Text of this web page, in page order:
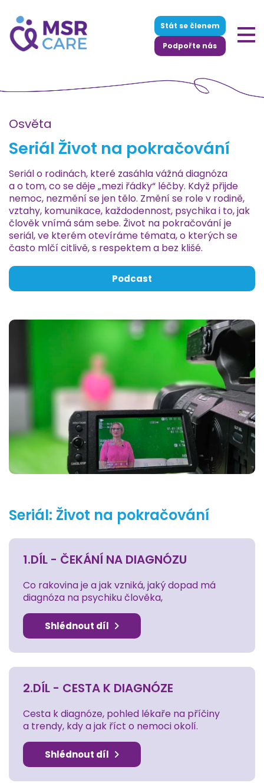
Stát se členem
Podpořte nás
Osvěta
Seriál Život na pokračování
Seriál o rodinách, které zasáhla vážná diagnóza
a o tom, co se děje „mezi řádky“ léčby. Když přijde
nemoc, nezmění se jen tělo. Změní se role v rodině,
vztahy, komunikace, každodennost, psychika i to, jak
člověk vnímá sám sebe. Život na pokračování je
seriál, ve kterém otevíráme témata, o kterých se
často mlčí citlivě, s respektem a bez klišé.
Podcast
Seriál: Život na pokračování
1.DÍL - ČEKÁNÍ NA DIAGNÓZU
Co rakovina je a jak vzniká, jaký dopad má
diagnóza na psychiku člověka,
Shlédnout díl
2.DÍL - CESTA K DIAGNÓZE
Cesta k diagnóze, pohled lékaře na příčiny
a trendy, kdy a jak říct o nemoci okolí.
Shlédnout díl